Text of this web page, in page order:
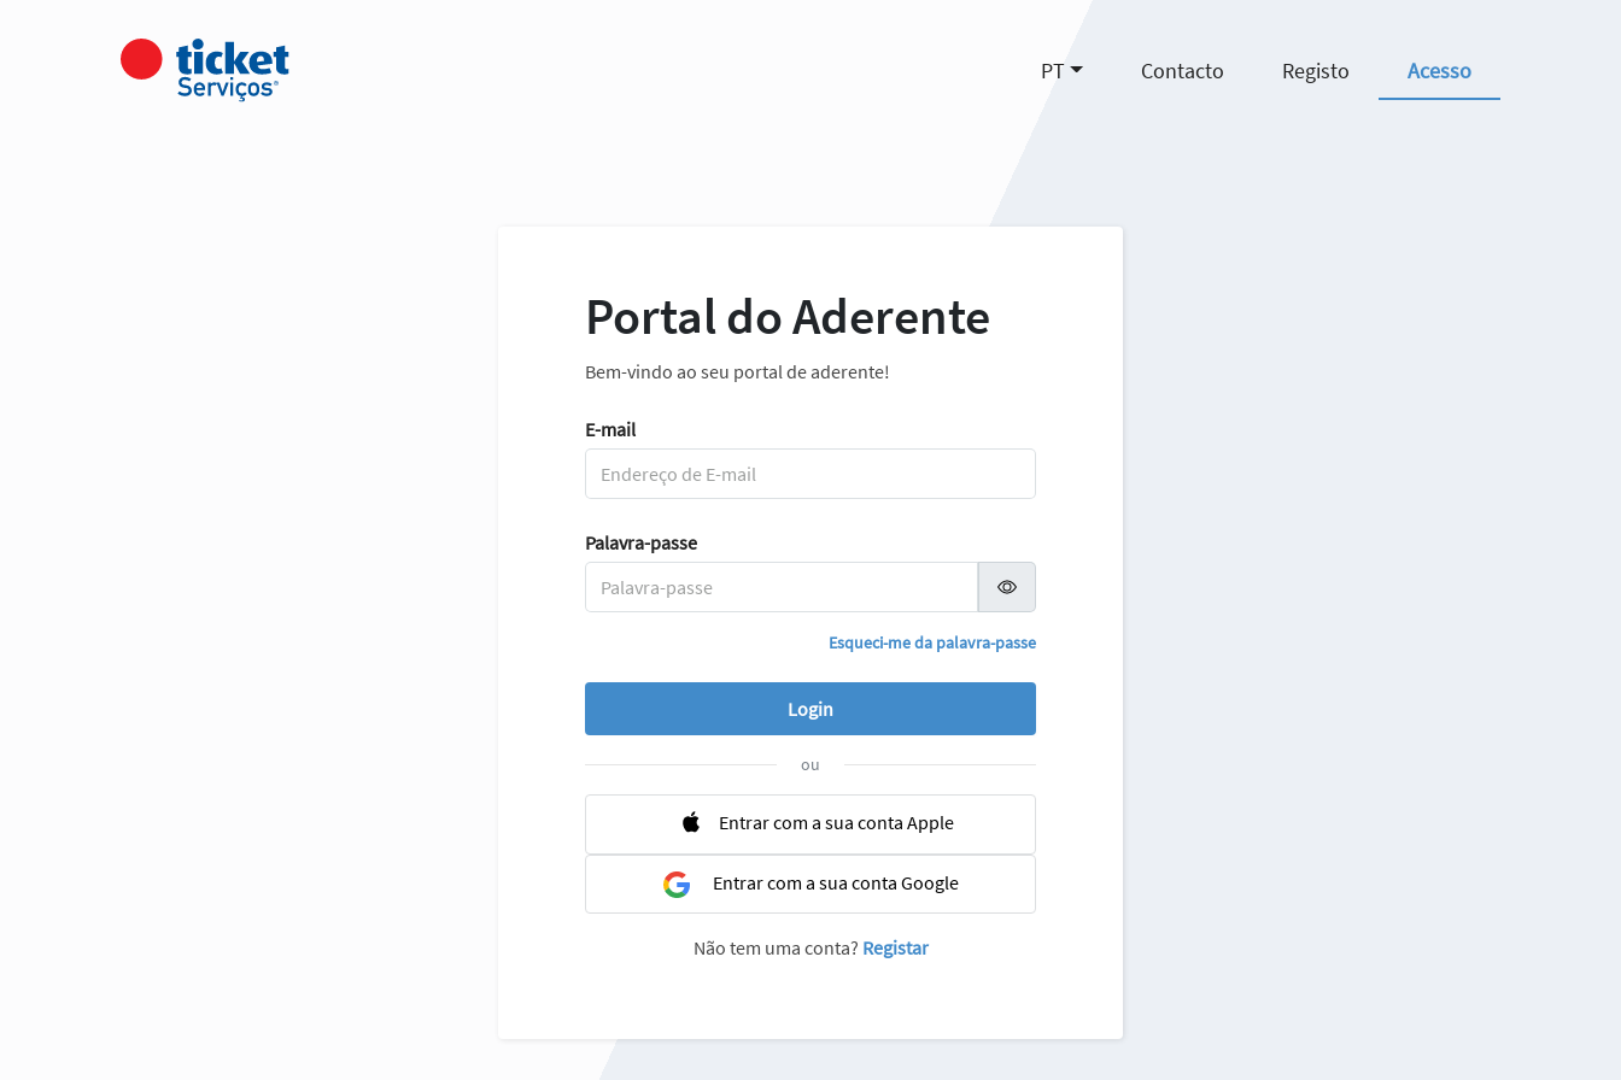
PT Contacto Registo Acesso
Portal do Aderente
Bem-vindo ao seu portal de aderente!
E-mail
Palavra-passe
Esqueci-me da palavra-passe
ou
Entrar com a sua conta Apple
Entrar com a sua conta Google
Não tem uma conta? Registar